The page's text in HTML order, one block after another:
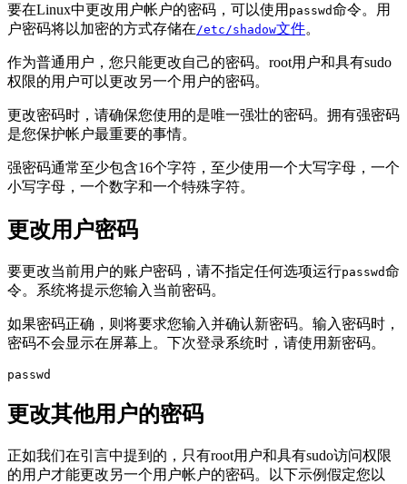
要在Linux中更改用户帐户的密码，可以使用 passwd命令。用
户密码将以加密的方式存储在 /etc/shadow文件。
作为普通用户，您只能更改自己的密码。root用户和具有sudo
权限的用户可以更改另一个用户的密码。
更改密码时，请确保您使用的是唯一强壮的密码。拥有强密码
是您保护帐户最重要的事情。
强密码通常至少包含16个字符，至少使用一个大写字母，一个
小写字母，一个数字和一个特殊字符。
更改用户密码
要更改当前用户的账户密码，请不指定任何选项运行passwd命
令。系统将提示您输入当前密码。
如果密码正确，则将要求您输入并确认新密码。输入密码时，
密码不会显示在屏幕上。下次登录系统时，请使用新密码。
passwd
更改其他用户的密码
正如我们在引言中提到的，只有root用户和具有sudo访问权限
的用户才能更改另一个用户帐户的密码。以下示例假定您以